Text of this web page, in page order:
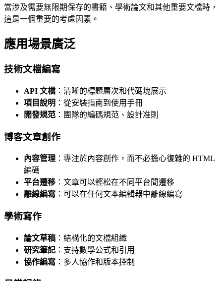
當涉及需要無限期保存的書籍、學術論文和其他重要文檔時，
這是一個重要的考慮因素。
應用場景廣泛
技術文檔編寫
API 文檔 ：清晰的標題層次和代碼塊展示
項目說明 ：從安裝指南到使用手冊
開發規范 ：團隊的編碼規范、設計准則
博客文章創作
內容管理 ：專注於內容創作，而不必擔心復雜的 HTML
編碼
平台遷移 ：文章可以輕松在不同平台間遷移
離線編寫 ：可以在任何文本編輯器中離線編寫
學術寫作
論文草稿 ：結構化的文檔組織
研究筆記 ：支持數學公式和引用
協作編寫 ：多人協作和版本控制